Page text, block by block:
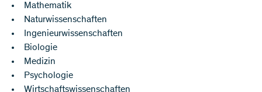
Mathematik
Naturwissenschaften
Ingenieurwissenschaften
Biologie
Medizin
Psychologie
Wirtschaftswissenschaften